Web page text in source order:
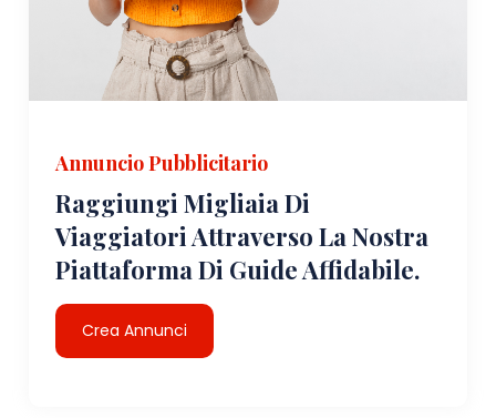
Annuncio Pubblicitario
Raggiungi Migliaia Di
Viaggiatori Attraverso La Nostra
Piattaforma Di Guide Affidabile.
Crea Annunci